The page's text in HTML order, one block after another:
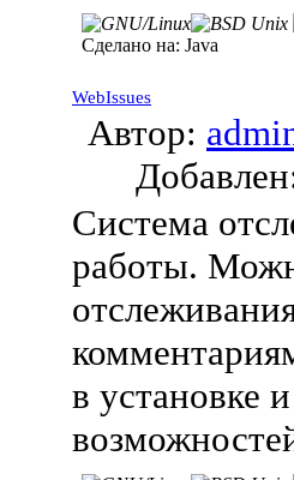
Сделано на: Java
WebIssues
Автор:
Система
работы.
в установке